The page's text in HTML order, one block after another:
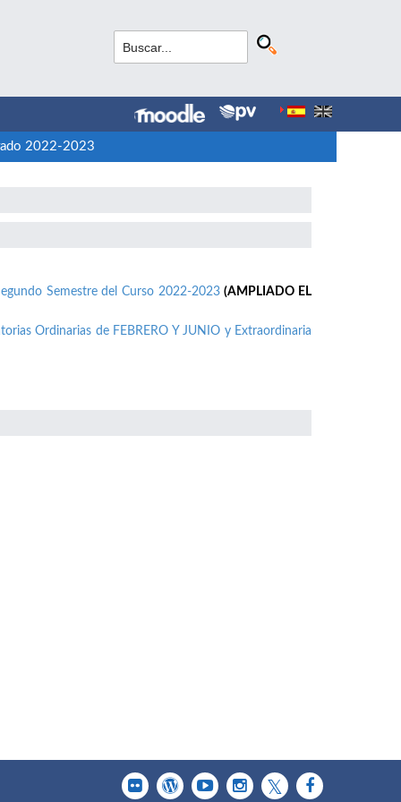
2022-2023
Semestre del Curso 2022-2023 (AMPLIADO EL
Ordinarias de FEBRERO Y JUNIO y Extraordinaria